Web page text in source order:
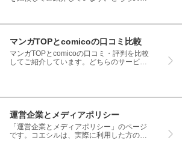
て、iPhone修理工房とiCrackedのどちらを
マンガTOPとcomicoの口コミ比較
マンガTOPとcomicoの口コミ・評判を比較
してご紹介しています。どちらのサービス
てください。
運営企業とメディアポリシー
「運営企業とメディアポリシー」のページ
です。コエシルは、実際に利用した方の口